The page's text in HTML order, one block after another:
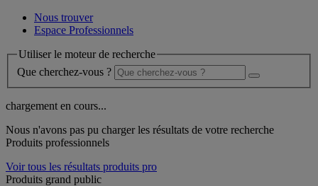
Nous trouver
Espace Professionnels
Utiliser le moteur de recherche
Que cherchez-vous ?
chargement en cours...
Nous n'avons pas pu charger les résultats de votre recherche
Produits professionnels
Voir tous les résultats produits pro
Produits grand public